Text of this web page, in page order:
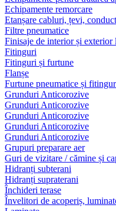
Echipamente remorcare
Etanșare cabluri, țevi,
Filtre pneumatice
Finisaje de interior și exterior
Fitinguri
Fitinguri și furtune
Flanșe
Furtune pneumatice și
Grunduri Anticorozive
Grunduri Anticorozive
Grunduri Anticorozive
Grunduri Anticorozive
Grunduri Anticorozive
Grupuri preparare aer
Guri de vizitare / cămine și
Hidranți subterani
Hidranți supraterani
Închideri terase
Învelitori de acoperiș,